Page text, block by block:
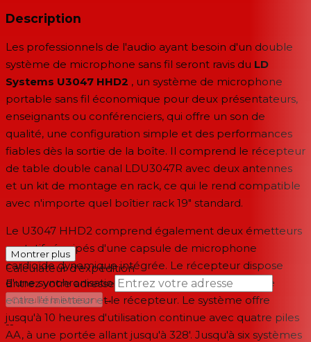
Description
Les professionnels de l'audio ayant besoin d'un double
système de microphone sans fil seront ravis du LD
Systems U3047 HHD2 , un système de microphone
portable sans fil économique pour deux présentateurs,
enseignants ou conférenciers, qui offre un son de
qualité, une configuration simple et des performances
fiables dès la sortie de la boîte. Il comprend le récepteur
de table double canal LDU3047R avec deux antennes
et un kit de montage en rack, ce qui le rend compatible
avec n'importe quel boîtier rack 19" standard.
Le U3047 HHD2 comprend également deux émetteurs
portatifs équipés d'une capsule de microphone
cardioïde dynamique intégrée. Le récepteur dispose
d'une synchronisation infrarouge ASC à une touche
entre l'émetteur et le récepteur. Le système offre
jusqu'à 10 heures d'utilisation continue avec quatre piles
AA, à une portée allant jusqu'à 328'. Jusqu'à six systèmes
Montrer plus
Calculateur d'expédition
Entrez votre adresse
Calculer la livraison
→
--